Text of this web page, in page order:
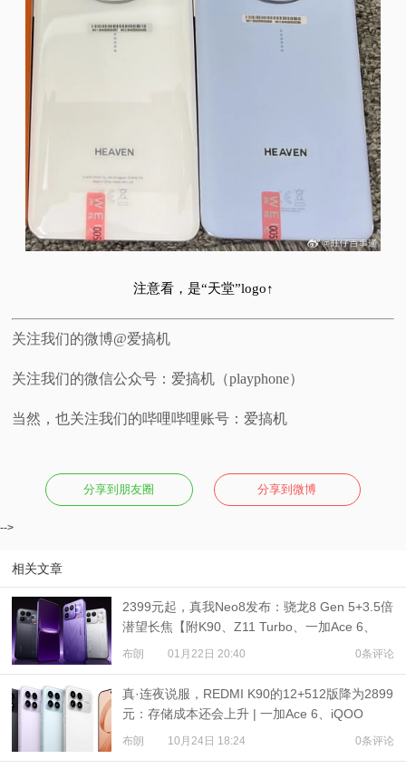
注意看，是“天堂”logo↑
关注我们的微博@爱搞机
关注我们的微信公众号：爱搞机（playphone）
当然，也关注我们的哔哩哔哩账号：爱搞机
分享到朋友圈 分享到微博
-->
相关文章
2399元起，真我Neo8发布：骁龙8 Gen 5+3.5倍
潜望长焦【附K90、Z11 Turbo、一加Ace 6、
WIN RT对比】
布朗 01月22日 20:40 0条评论
真·连夜说服，REDMI K90的12+512版降为2899
元：存储成本还会上升 | 一加Ace 6、iQOO
Neo11爆料
布朗 10月24日 18:24 0条评论